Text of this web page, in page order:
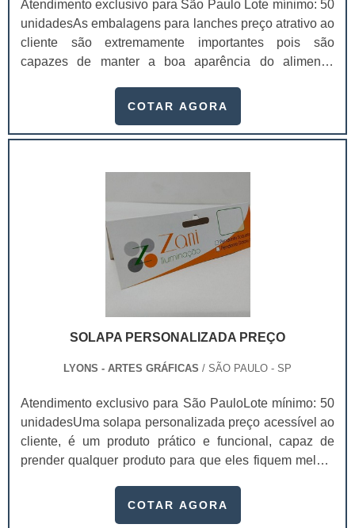
Atendimento exclusivo para São Paulo Lote mínimo: 50
unidadesAs embalagens para lanches preço atrativo ao
cliente são extremamente importantes pois são
capazes de manter a boa aparência do alimento,
empresas que trabalham com delivery, fazer uso de
produto chegará intacto nas mãos do consumidor e
também pode oferecer uma maior proteção par.
COTAR AGORA
SOLAPA PERSONALIZADA PREÇO
LYONS - ARTES GRÁFICAS / SÃO PAULO - SP
Atendimento exclusivo para São PauloLote mínimo: 50
unidadesUma solapa personalizada preço acessível ao
cliente, é um produto prático e funcional, capaz de
prender qualquer produto para que eles fiquem melhor
exemplo.Conhecidas também como “cartelas”, as
COTAR AGORA